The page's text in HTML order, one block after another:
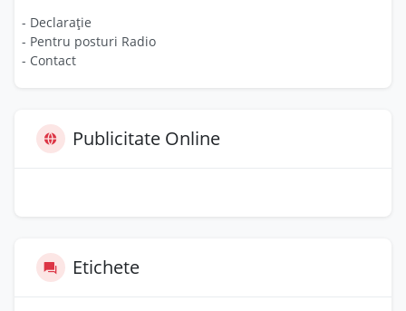
- Declarație
- Pentru posturi Radio
- Contact
Publicitate Online
Etichete